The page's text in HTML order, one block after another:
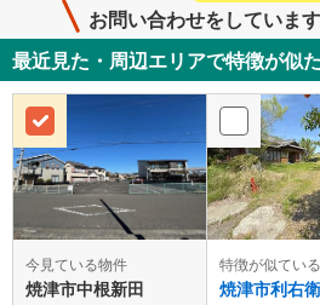
お問い合わせをしています
最近見た・周辺エリアで特徴が似
今見ている物件
焼津市中根新田
特徴が似てい
焼津市利右